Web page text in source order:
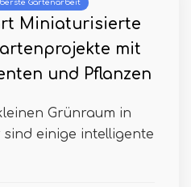
Gartenarbeit
Miniaturisierte
mit
und Pflanzen
Grünraum in
einige intelligente